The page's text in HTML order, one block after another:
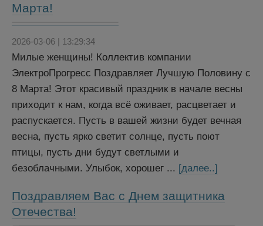
Марта!
2026-03-06 | 13:29:34
Милые женщины! Коллектив компании
ЭлектроПрогресс Поздравляет Лучшую Половину с
8 Марта! Этот красивый праздник в начале весны
приходит к нам, когда всё оживает, расцветает и
распускается. Пусть в вашей жизни будет вечная
весна, пусть ярко светит солнце, пусть поют
птицы, пусть дни будут светлыми и
безоблачными. Улыбок, хорошег ... [далее..]
Поздравляем Вас с Днем защитника
Отечества!